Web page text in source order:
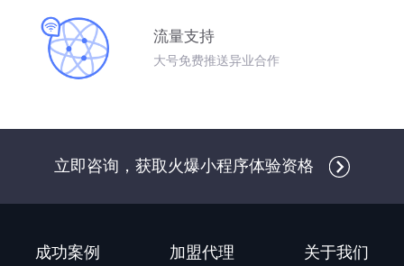
流量支持
大号免费推送异业合作
立即咨询，获取火爆小程序体验资格
成功案例 加盟代理 关于我们